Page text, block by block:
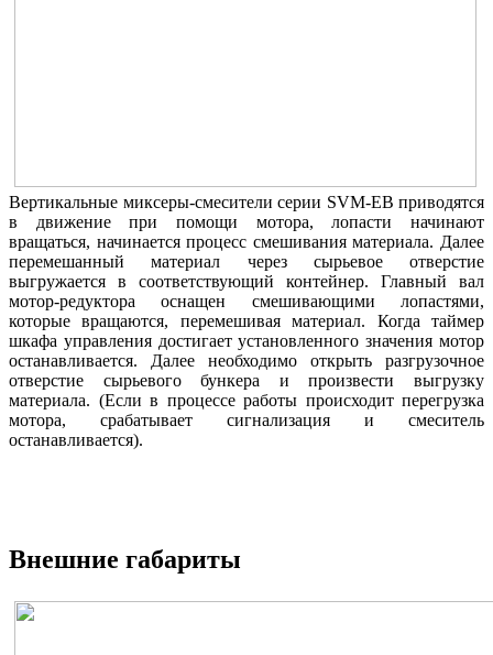
Вертикальные миксеры-смесители серии SVM-EB приводятся
в движение при помощи мотора, лопасти начинают
вращаться, начинается процесс смешивания материала. Далее
перемешанный материал через сырьевое отверстие
выгружается в соответствующий контейнер. Главный вал
мотор-редуктора оснащен смешивающими лопастями,
которые вращаются, перемешивая материал. Когда таймер
шкафа управления достигает установленного значения мотор
останавливается. Далее необходимо открыть разгрузочное
отверстие сырьевого бункера и произвести выгрузку
материала. (Если в процессе работы происходит перегрузка
мотора, срабатывает сигнализация и смеситель
останавливается).
Внешние габариты